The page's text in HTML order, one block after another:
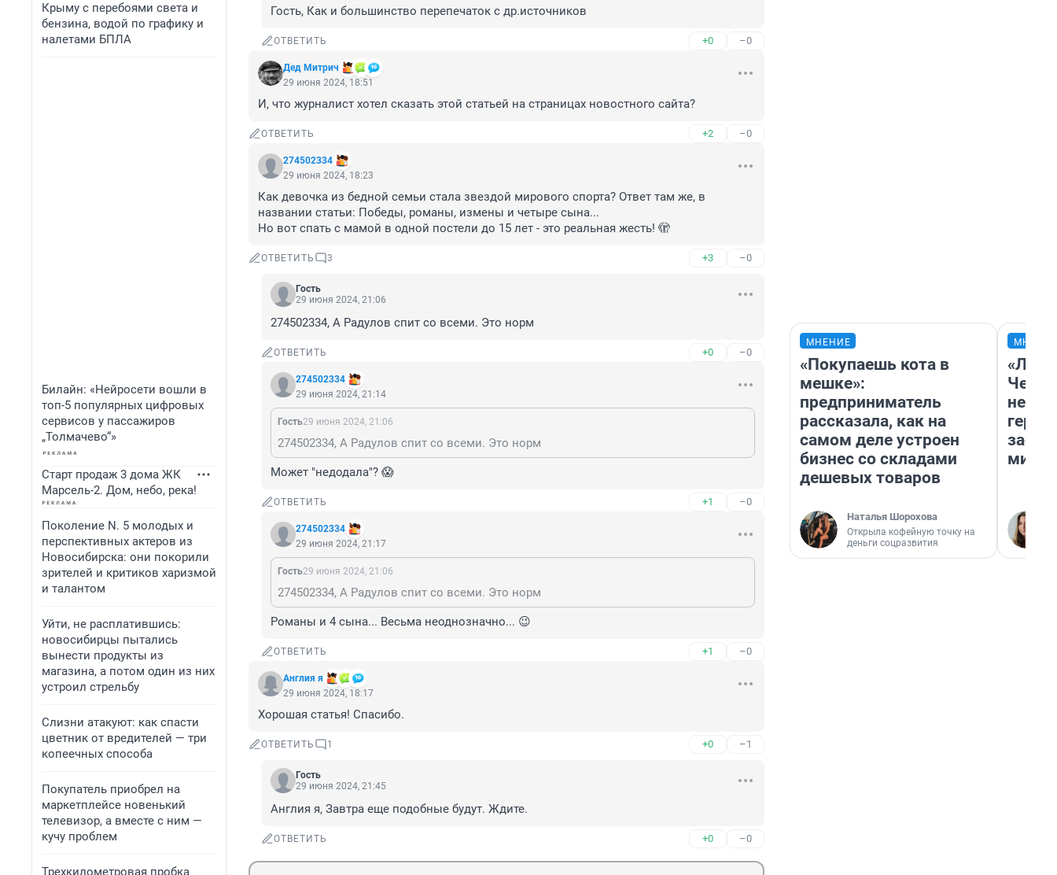
Крыму с перебоями света и
бензина, водой по графику и
налетами БПЛА
Билайн: «Нейросети вошли в
топ-5 популярных цифровых
сервисов у пассажиров
„Толмачево“»
Старт продаж 3 дома ЖК
Марсель-2. Дом, небо, река!
Поколение N. 5 молодых и
перспективных актеров из
Новосибирска: они покорили
зрителей и критиков харизмой
и талантом
Уйти, не расплатившись:
новосибирцы пытались
вынести продукты из
магазина, а потом один из них
устроил стрельбу
Слизни атакуют: как спасти
цветник от вредителей — три
копеечных способа
Покупатель приобрел на
маркетплейсе новенький
телевизор, а вместе с ним —
кучу проблем
Трехкилометровая пробка
Гость, Как и большинство перепечаток с др.источников
ОТВЕТИТЬ +0 –0
Дед Митрич
29 июня 2024, 18:51
И, что журналист хотел сказать этой статьей на страницах новостного сайта?
ОТВЕТИТЬ +2 –0
274502334
29 июня 2024, 18:23
Как девочка из бедной семьи стала звездой мирового спорта? Ответ там же, в
названии статьи: Победы, романы, измены и четыре сына...
Но вот спать с мамой в одной постели до 15 лет - это реальная жесть! 🫣
ОТВЕТИТЬ 3 +3 –0
Гость
29 июня 2024, 21:06
274502334, А Радулов спит со всеми. Это норм
ОТВЕТИТЬ +0 –0
274502334
29 июня 2024, 21:14
Гость29 июня 2024, 21:06
274502334, А Радулов спит со всеми. Это норм
Может "недодала"? 😱
ОТВЕТИТЬ +1 –0
274502334
29 июня 2024, 21:17
Гость29 июня 2024, 21:06
274502334, А Радулов спит со всеми. Это норм
Романы и 4 сына... Весьма неоднозначно... 😉
ОТВЕТИТЬ +1 –0
Англия я
29 июня 2024, 18:17
Хорошая статья! Спасибо.
ОТВЕТИТЬ 1 +0 –1
Гость
29 июня 2024, 21:45
Англия я, Завтра еще подобные будут. Ждите.
ОТВЕТИТЬ +0 –0
МНЕНИЕ
«Покупаешь кота в
мешке»:
предприниматель
рассказала, как на
самом деле устроен
бизнес со складами
дешевых товаров
Наталья Шорохова
Открыла кофейную точку на
деньги соцразвития
Чем
герои